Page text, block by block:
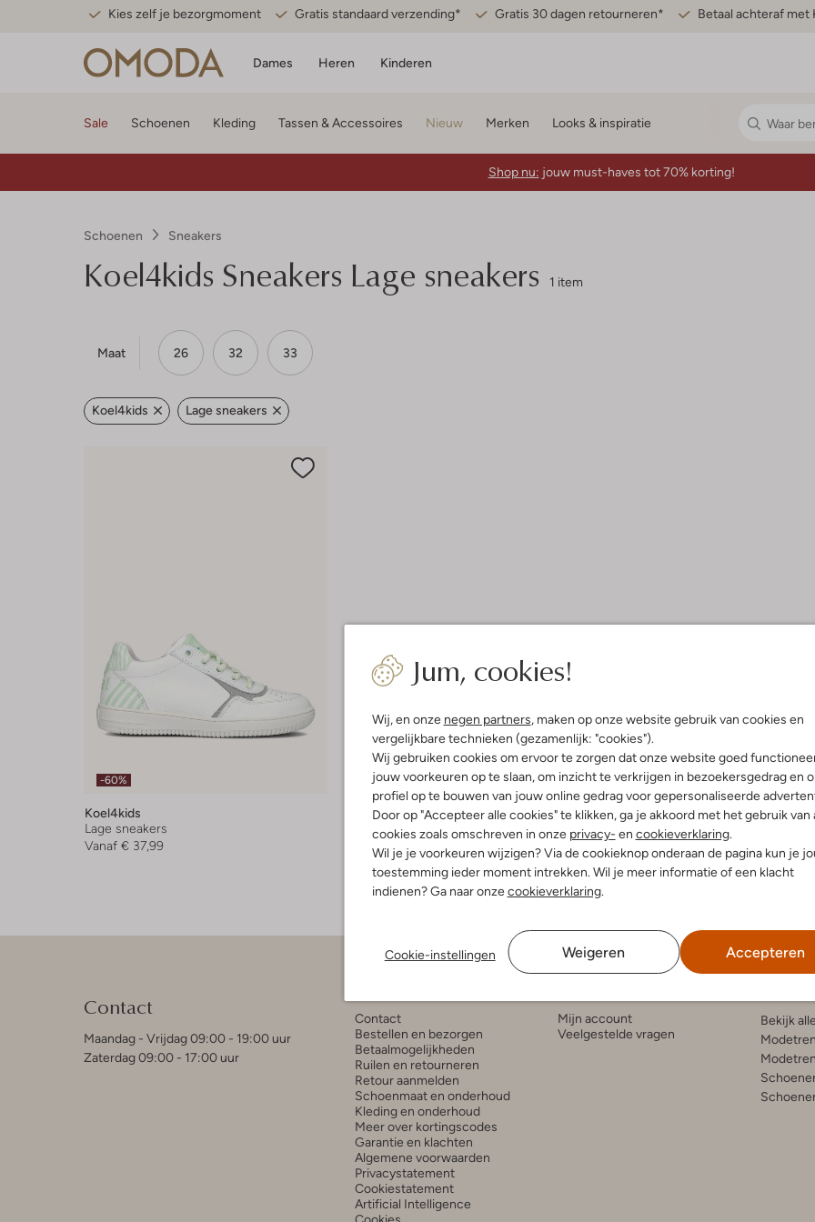
Kies zelf je bezorgmoment Gratis standaard verzending* Gratis 30 dagen retourneren* Betaal achteraf met
Dames Heren Kinderen
Jum, cookies!
Wij, en onze negen partners, maken op onze website gebruik van cookies en
vergelijkbare technieken (gezamenlijk: "cookies").
Wij gebruiken cookies om ervoor te zorgen dat onze website goed
jouw voorkeuren op te slaan, om inzicht te verkrijgen in bezoekersgedrag en
profiel op te bouwen van jouw online gedrag voor gepersonaliseerde
Door op "Accepteer alle cookies" te klikken, ga je akkoord met het gebruik van
cookies zoals omschreven in onze privacy- en cookieverklaring.
Wil je je voorkeuren wijzigen? Via de cookieknop onderaan de pagina kun je
toestemming ieder moment intrekken. Wil je meer informatie of een klacht
indienen? Ga naar onzecookieverklaring.
Cookie-instellingen Weigeren Accepteren
Sale Schoenen Kleding Tassen & Accessoires Nieuw Merken Looks & inspiratie
Shop nu: jouw must-haves tot 70% korting!
Schoenen Sneakers
Koel4kids Sneakers Lage sneakers 1 item
Maat 26 32 33
Koel4kids Lage sneakers
-60%
Koel4kids
Lage sneakers
Vanaf € 37,99
Contact
Maandag - Vrijdag 09:00 - 19:00 uur
Zaterdag 09:00 - 17:00 uur
Contact
Bestellen en bezorgen
Betaalmogelijkheden
Ruilen en retourneren
Retour aanmelden
Schoenmaat en onderhoud
Kleding en onderhoud
Meer over kortingscodes
Garantie en klachten
Algemene voorwaarden
Privacystatement
Cookiestatement
Artificial Intelligence
Mijn account
Veelgestelde vragen
Bekijk